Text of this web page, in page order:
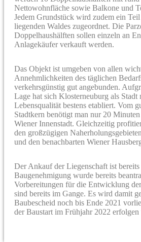
Nettowohnfläche sowie Balkone und
Jedem Grundstück wird zudem ein
liegenden Waldes zugeordnet. Die
Doppelhaushälften sollen einzeln an
Anlagekäufer verkauft werden.
Das Objekt ist umgeben von allen
Annehmlichkeiten des täglichen
verkehrsgünstig gut angebunden.
Lage hat sich Klosterneuburg als Stadt
Lebensqualität bestens etabliert. Vom
Stadtkern benötigt man nur 20
Wiener Innenstadt. Gleichzeitig
den großzügigen
und den benachbarten Wiener
Der Ankauf der Liegenschaft ist
Baugenehmigung wurde bereits
Vorbereitungen für die Entwicklung
sind bereits im Gange. Es wird damit
Baubescheid noch bis Ende 2021
der Baustart im Frühjahr 2022